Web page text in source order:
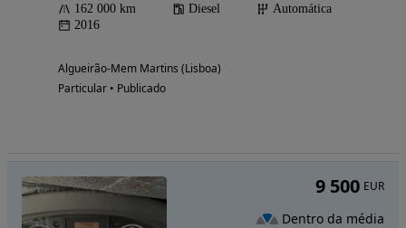
162 000 km Diesel
Automática
2016
Algueirão-Mem Martins (Lisboa)
Particular • Publicado
9 500 EUR
Dentro da média